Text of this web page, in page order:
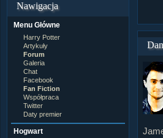
Nawigacja
Menu Główne
Harry Potter
Artykuły
Forum
Galeria
Chat
Facebook
Fan Fiction
Współpraca
Twitter
Daty premier
Hogwart